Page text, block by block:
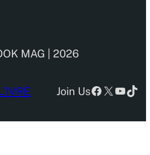
MAG | 2026
Join UsFacebook
X